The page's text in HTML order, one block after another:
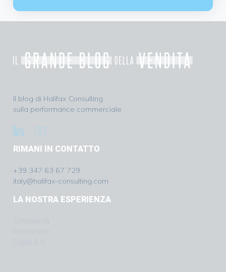
Il blog di Halifax Consulting
sulla performance commerciale
RIMANI IN CONTATTO
+39 347 63 67 729
italy@halifax-consulting.com
LA NOSTRA ESPERIENZA
Consulenza
Formazione
Digital & IA